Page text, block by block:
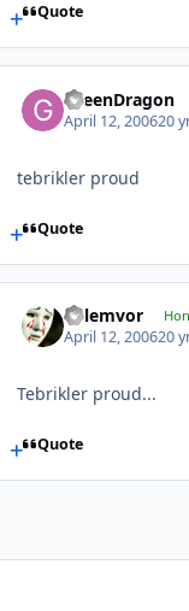
Quote
GreenDragon
April 12, 200620
tebrikler proud
Quote
kelemvor
April 12, 200620
Tebrikler proud...
Quote